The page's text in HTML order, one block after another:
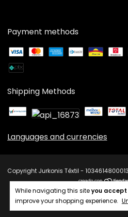
While navigating this siteyou accept
improve your shopping experience.
Payment methods
Shipping Methods
Languages and currencies
Copyright Jurkonis Têxtil -